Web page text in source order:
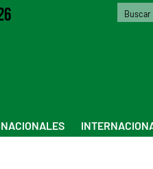
NACIONALES